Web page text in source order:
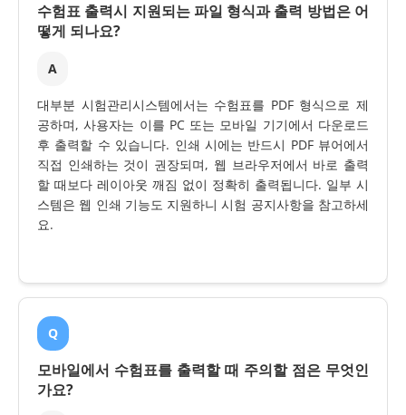
수험표 출력시 지원되는 파일 형식과 출력 방법은 어
떻게 되나요?
A
대부분 시험관리시스템에서는 수험표를 PDF 형식으로 제
공하며, 사용자는 이를 PC 또는 모바일 기기에서 다운로드
후 출력할 수 있습니다. 인쇄 시에는 반드시 PDF 뷰어에서
직접 인쇄하는 것이 권장되며, 웹 브라우저에서 바로 출력
할 때보다 레이아웃 깨짐 없이 정확히 출력됩니다. 일부 시
스템은 웹 인쇄 기능도 지원하니 시험 공지사항을 참고하세
요.
Q
모바일에서 수험표를 출력할 때 주의할 점은 무엇인
가요?